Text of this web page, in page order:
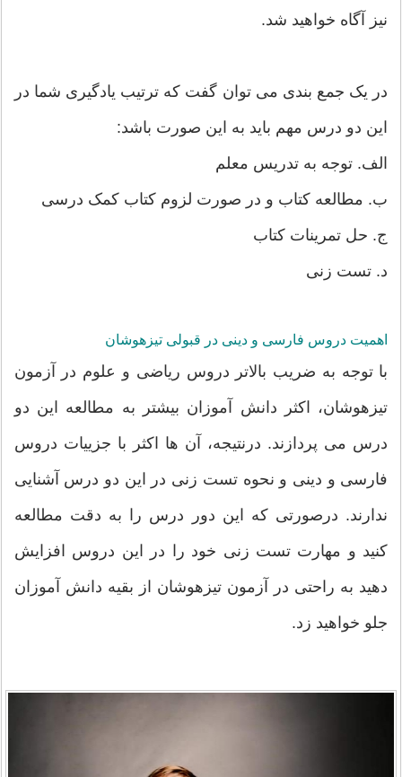
نیز آگاه خواهید شد.
در یک جمع بندی می توان گفت که ترتیب یادگیری شما در
این دو درس مهم باید به این صورت باشد:
الف. توجه به تدریس معلم
ب. مطالعه کتاب و در صورت لزوم کتاب کمک درسی
ج. حل تمرینات کتاب
د. تست زنی
اهمیت دروس فارسی و دینی در قبولی تیزهوشان
با توجه به ضریب بالاتر دروس ریاضی و علوم در آزمون
تیزهوشان، اکثر دانش آموزان بیشتر به مطالعه این دو
درس می پردازند. درنتیجه، آن ها اکثر با جزییات دروس
فارسی و دینی و نحوه تست زنی در این دو درس آشنایی
ندارند. درصورتی که این دور درس را به دقت مطالعه
کنید و مهارت تست زنی خود را در این دروس افزایش
دهید به راحتی در آزمون تیزهوشان از بقیه دانش آموزان
جلو خواهید زد.